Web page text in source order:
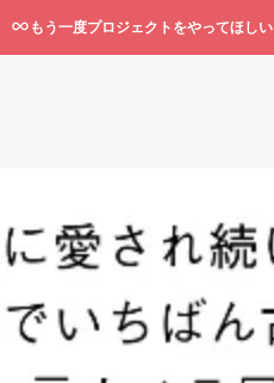
もう一度プロジェクトをやってほしい